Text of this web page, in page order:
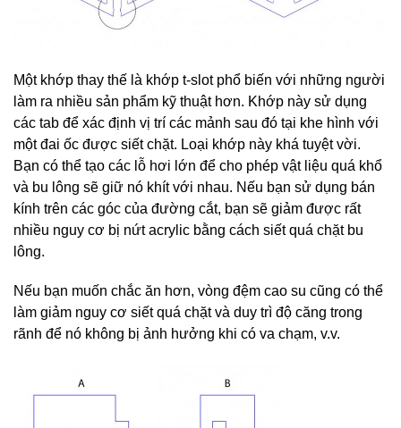
Một khớp thay thế là khớp t-slot phổ biến với những người
làm ra nhiều sản phẩm kỹ thuật hơn. Khớp này sử dụng
các tab để xác định vị trí các mảnh sau đó tại khe hình với
một đai ốc được siết chặt. Loại khớp này khá tuyệt vời.
Bạn có thể tạo các lỗ hơi lớn để cho phép vật liệu quá khổ
và bu lông sẽ giữ nó khít với nhau. Nếu bạn sử dụng bán
kính trên các góc của đường cắt, bạn sẽ giảm được rất
nhiều nguy cơ bị nứt acrylic bằng cách siết quá chặt bu
lông.
Nếu bạn muốn chắc ăn hơn, vòng đệm cao su cũng có thể
làm giảm nguy cơ siết quá chặt và duy trì độ căng trong
rãnh để nó không bị ảnh hưởng khi có va chạm, v.v.